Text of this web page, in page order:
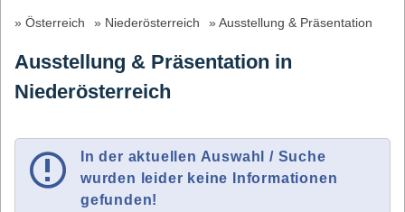
Österreich Niederösterreich Ausstellung & Präsentation
Ausstellung & Präsentation in
Niederösterreich
In der aktuellen Auswahl / Suche
wurden leider keine Informationen
gefunden!